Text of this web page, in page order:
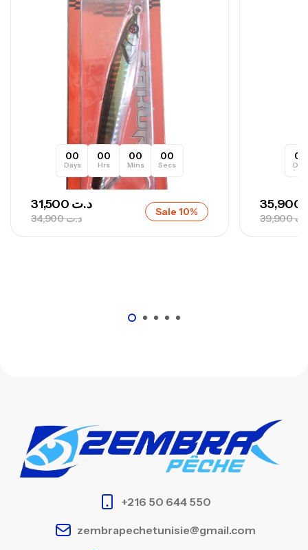
Canne Sunset Secret Cove 420 Cm 100
– 300 G
Cannes,Surfcasting
د.ت748,000
د.ت673,000
00
Days
00
Hrs
00
Mins
00
Secs
د.ت34,900
د.ت Sale 10%
00
39,900
+216 50 644 550
zembrapechetunisie@gmail.com